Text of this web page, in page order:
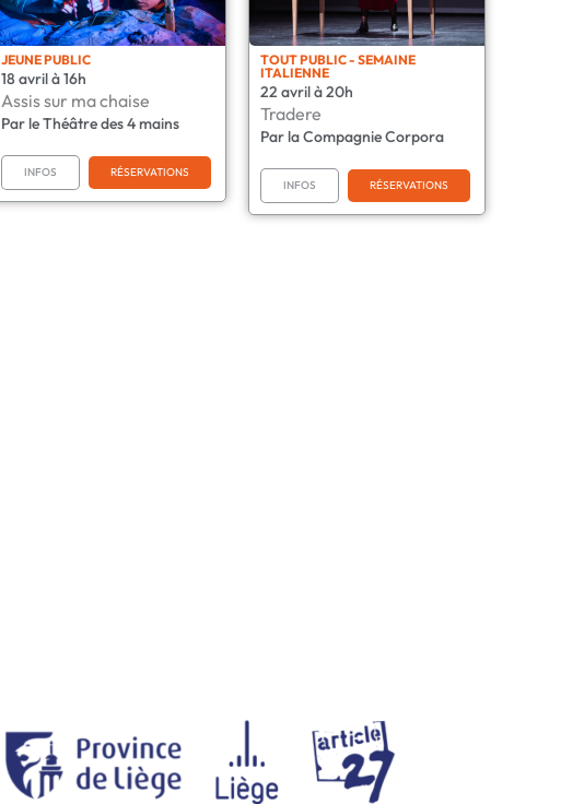
JEUNE PUBLIC
18 avril à 16h
Assis sur ma chaise
Par le Théâtre des 4 mains
INFOS RÉSERVATIONS
TOUT PUBLIC - SEMAINE
ITALIENNE
22 avril à 20h
Tradere
Par la Compagnie Corpora
INFOS RÉSERVATIONS